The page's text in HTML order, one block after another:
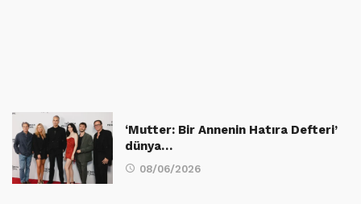
‘Mutter: Bir Annenin Hatıra Defteri’
dünya…
08/06/2026